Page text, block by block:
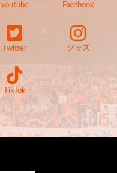
youtube Facebook
Twitter グッズ
TikTok